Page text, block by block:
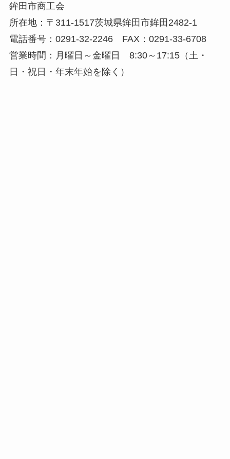
鉾田市商工会
所在地：〒311-1517茨城県鉾田市鉾田2482-1
電話番号：0291-32-2246 FAX：0291-33-6708
営業時間：月曜日～金曜日 8:30～17:15（土・
日・祝日・年末年始を除く）